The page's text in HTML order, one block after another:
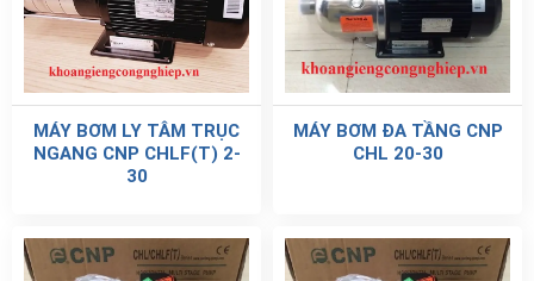
MÁY BƠM LY TÂM TRỤC
NGANG CNP CHLF(T) 2-
30
MÁY BƠM ĐA TẦNG CNP
CHL 20-30